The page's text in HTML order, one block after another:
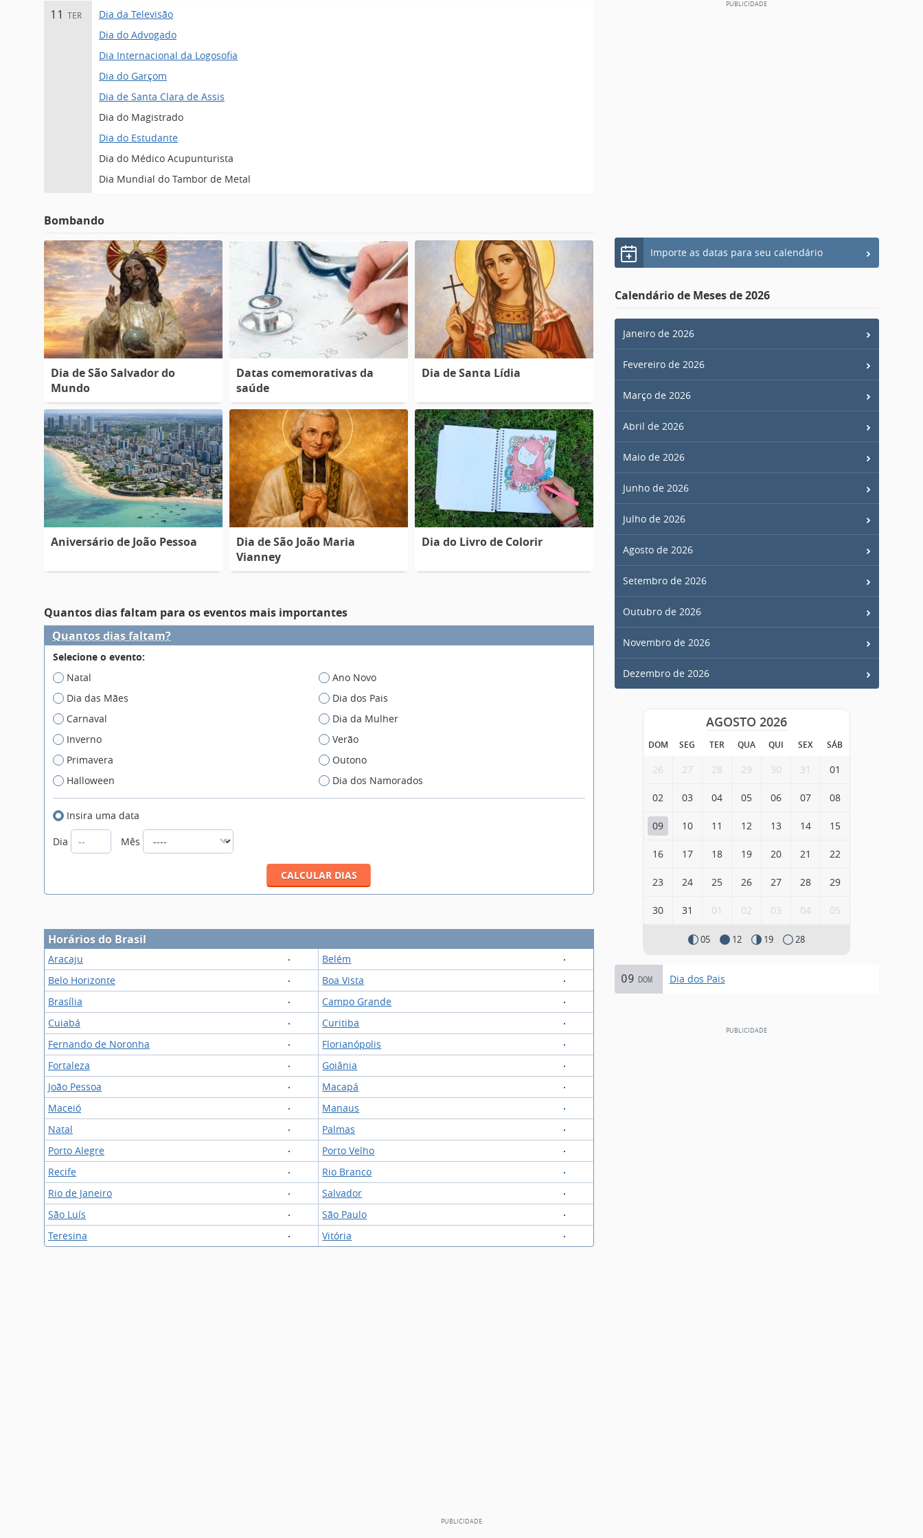
11 TER
Dia da Televisão
Dia do Advogado
Dia Internacional da Logosofia
Dia do Garçom
Dia de Santa Clara de Assis
Dia do Magistrado
Dia do Estudante
Dia do Médico Acupunturista
Dia Mundial do Tambor de Metal
Bombando
Dia de São Salvador do
Mundo
Datas comemorativas da
saúde
Dia de Santa Lídia
Aniversário de João Pessoa
Dia de São João Maria
Vianney
Dia do Livro de Colorir
Quantos dias faltam para os eventos mais importantes
Quantos dias faltam?
Selecione o evento:
Natal
Ano Novo
Dia das Mães
Dia dos Pais
Carnaval
Dia da Mulher
Inverno
Verão
Primavera
Outono
Halloween
Dia dos Namorados
Insira uma data
Dia
Mês
Horários do Brasil
Aracaju
Belém
Belo Horizonte
Boa Vista
Brasília
Campo Grande
Cuiabá
Curitiba
Fernando de Noronha
Florianópolis
Fortaleza
Goiânia
João Pessoa
Macapá
Maceió
Manaus
Natal
Palmas
Porto Alegre
Porto Velho
Recife
Rio Branco
Rio de Janeiro
Salvador
São Luís
São Paulo
Teresina
Vitória
Importe as datas para seu calendário
Calendário de Meses de 2026
Janeiro de 2026
Fevereiro de 2026
Março de 2026
Abril de 2026
Maio de 2026
Junho de 2026
Julho de 2026
Agosto de 2026
Setembro de 2026
Outubro de 2026
Novembro de 2026
Dezembro de 2026
AGOSTO 2026
DOM SEG TER QUA QUI SEX SÁB
26 27 28 29 30 31 01
02 03 04 05 06 07 08
09 10 11 12 13 14 15
16 17 18 19 20 21 22
23 24 25 26 27 28 29
30 31 01 02 03 04 05
05 12 19 28
09 DOM Dia dos Pais